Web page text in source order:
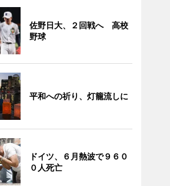
佐野日大、２回戦へ 高校
野球
平和への祈り、灯籠流しに
ドイツ、６月熱波で９６０
０人死亡